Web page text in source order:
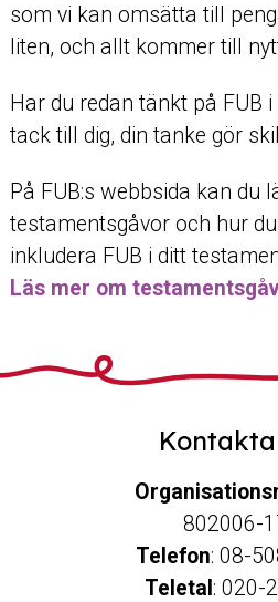
som vi kan omsätta till
liten, och allt kommer till
Har du redan tänkt på FUB
tack till dig, din tanke gör
På FUB:s webbsida kan du
testamentsgåvor och hur du
inkludera FUB i ditt
Läs mer om
Kontakta
802006-
Telefon: 08-
Teletal : 020-